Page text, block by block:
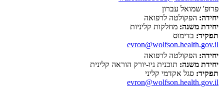
פרופ' שמואל עברון
יחידה: הפקולטה לרפואה
יחידת משנה: מחלקות קליניות
תפקיד: בדימוס
evron@wolfson.health.gov.il
יחידה: הפקולטה לרפואה
יחידת משנה: תוכנית ניו-יורק הוראה קלינית
תפקיד: סגל אקדמי קליני
evron@wolfson.health.gov.il